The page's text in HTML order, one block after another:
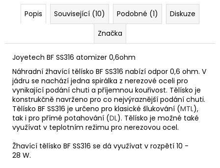
Popis Související (10) Podobné (1)
Diskuze
Značka
Joyetech BF SS316 atomizer 0,6ohm
Náhradní žhavící tělísko BF SS316 nabízí odpor 0,6 ohm. V
jádru se nachází jedna spirálka z nerezové oceli pro
vynikající podání chuti a příjemnou kouřivost. Tělísko je
konstrukčně navrženo pro co nejvýraznější podání chuti.
Tělísko BF SS316 je určeno pro klasické šlukování (MTL),
tak i pro přímé potahování (DL). Tělísko je možné také
využívat v teplotním režimu pro nerezovou ocel.
Žhavící tělísko BF SS316 se dá využívat v rozpětí 10 -
28 W.